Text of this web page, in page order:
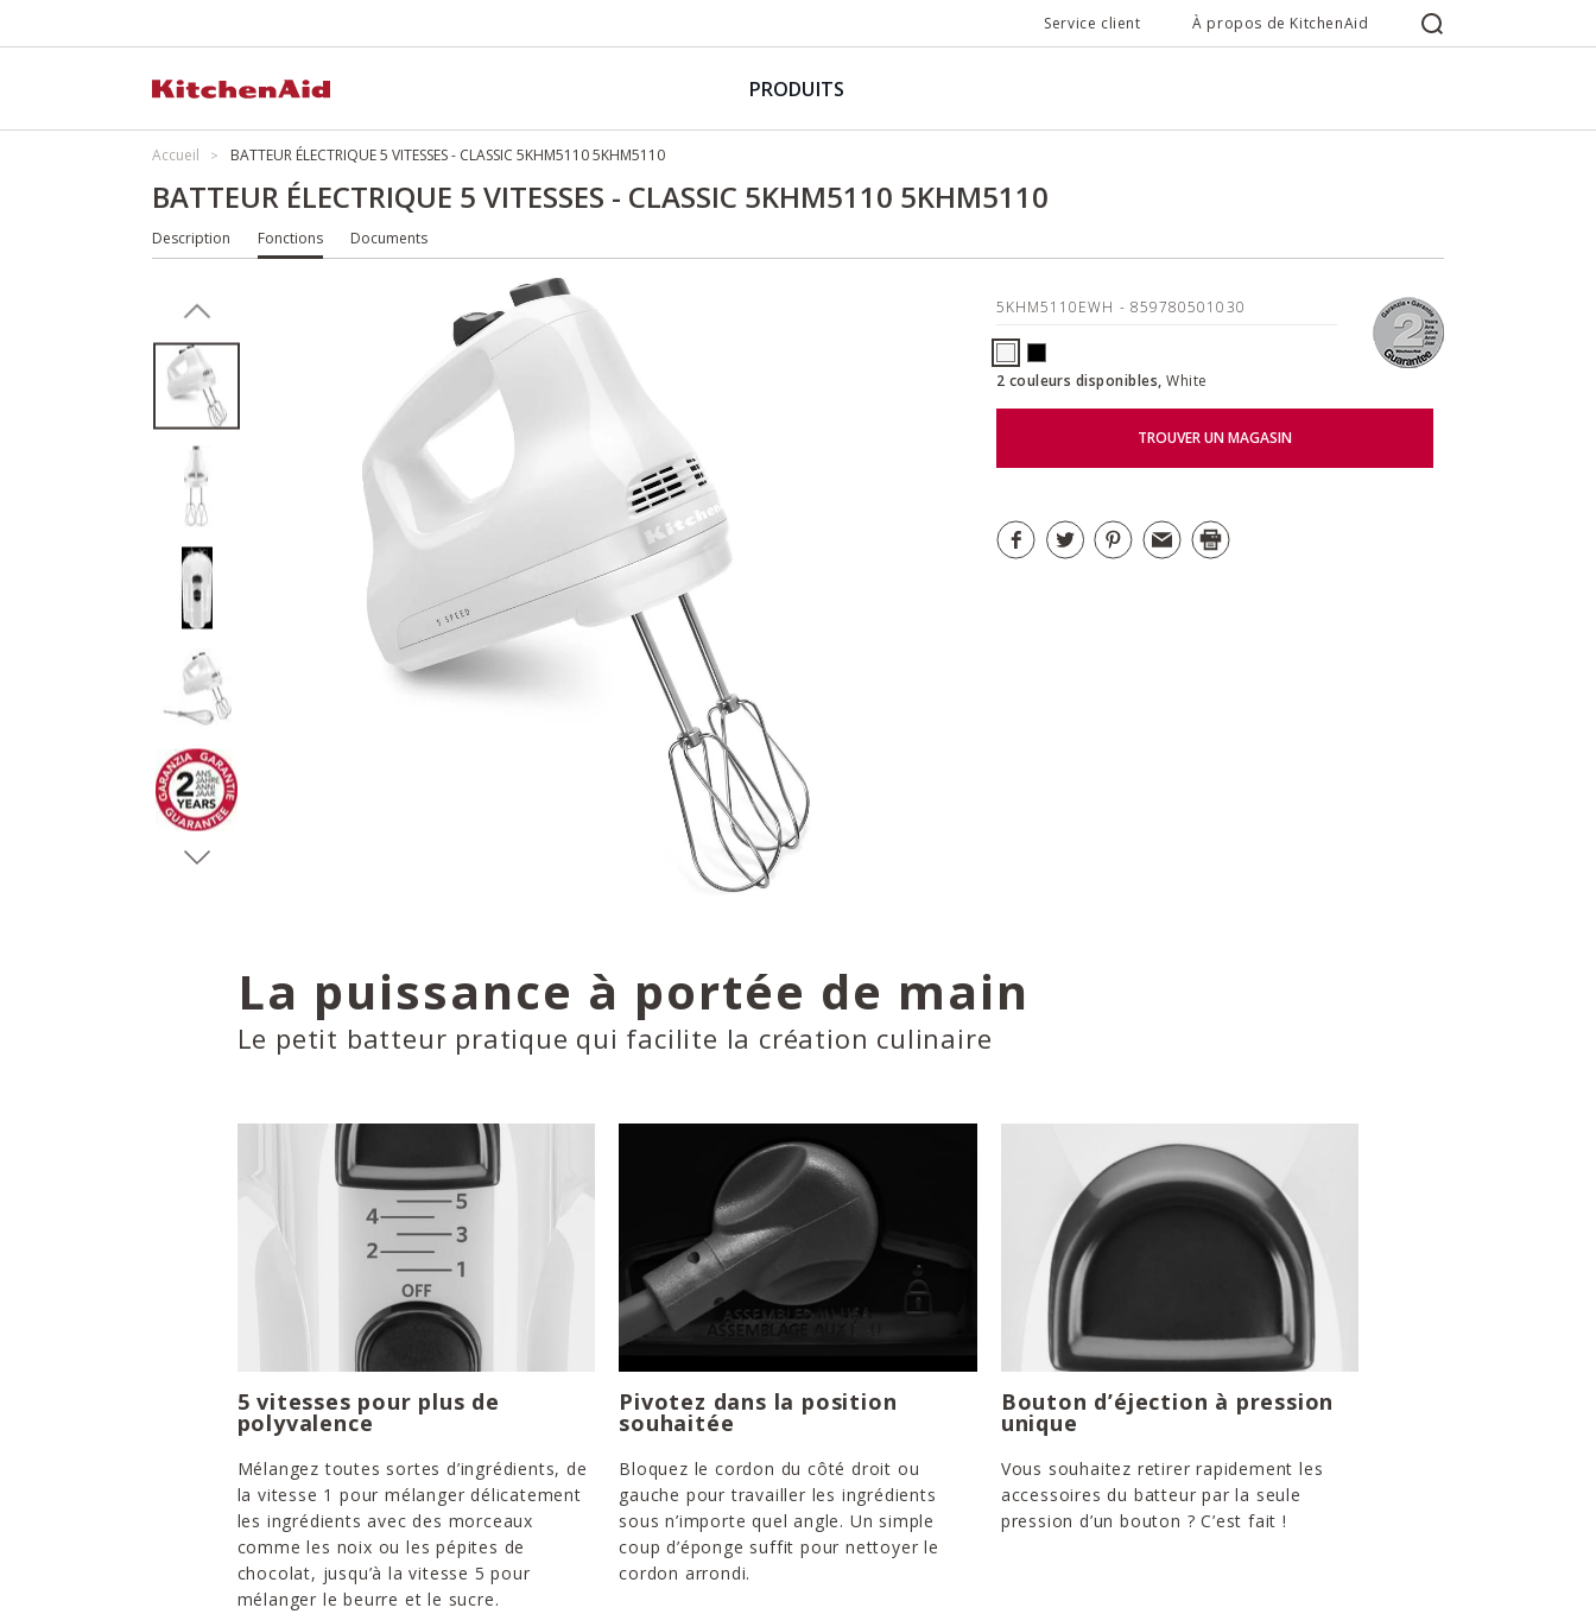
Service client À propos de KitchenAid
PRODUITS
Accueil BATTEUR ÉLECTRIQUE 5 VITESSES - CLASSIC 5KHM5110 5KHM5110
BATTEUR ÉLECTRIQUE 5 VITESSES - CLASSIC 5KHM5110 5KHM5110
Description Fonctions Documents
5KHM5110EWH - 859780501030
2 couleurs disponibles,White
TROUVER UN MAGASIN
La puissance à portée de main
Le petit batteur pratique qui facilite la création culinaire
5 vitesses pour plus de
polyvalence
Mélangez toutes sortes d’ingrédients, de
la vitesse 1 pour mélanger délicatement
les ingrédients avec des morceaux
comme les noix ou les pépites de
chocolat, jusqu’à la vitesse 5 pour
mélanger le beurre et le sucre.
Pivotez dans la position
souhaitée
Bloquez le cordon du côté droit ou
gauche pour travailler les ingrédients
sous n’importe quel angle. Un simple
coup d’éponge suffit pour nettoyer le
cordon arrondi.
Bouton d’éjection à pression
unique
Vous souhaitez retirer rapidement les
accessoires du batteur par la seule
pression d’un bouton ? C’est fait !